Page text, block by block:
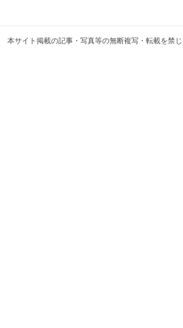
本サイト掲載の記事・写真等の無断複写・転載を禁